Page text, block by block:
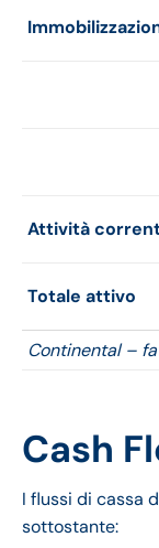
Attività
Totale attivo
Continental –
Cash
I flussi di cassa
sottostante: